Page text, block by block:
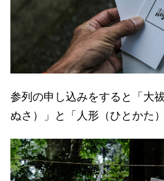
参列の申し込みをすると「大
ぬさ）」と「人形（ひとかた